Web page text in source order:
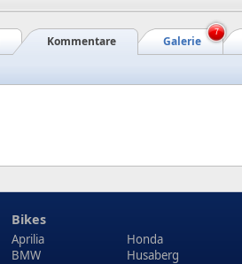
Galerie
Kommentare
7
Bikes
Aprilia
BMW
Honda
Husaberg